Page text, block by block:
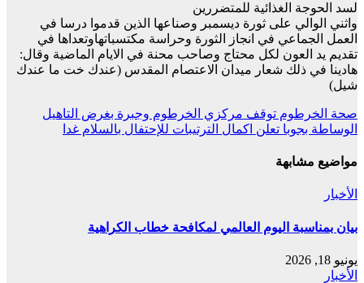
لسد الحوجة الغذائية للمتضررين
واثني الوالي على ثورة ديسمبر وصناعها الذين قدموا درسا في
العمل الجماعي في انجاز الثورة وحراسة مكتسباتهاوتعداها في
تقديم يد العون لكل محتاج وصاحب محنة في الايام الماضية وقال:
هادينا في ذلك شعار ميدان الاعتصام المقدس (عندك خت ما عندك
شيل)
تصفّح
المقالات
صحة الخرطوم توقف مركزي الخرطوم وجبرة بغرض التاهيل
الوساطة بجوبا تعلن اكمال الترتيبات للإحتفال بالسلام غدا
مواضيع مشابهة
الأخبار
بيان بمناسبة اليوم العالمي لمكافحة خطاب الكراهية
يونيو 18, 2026
الأخبار